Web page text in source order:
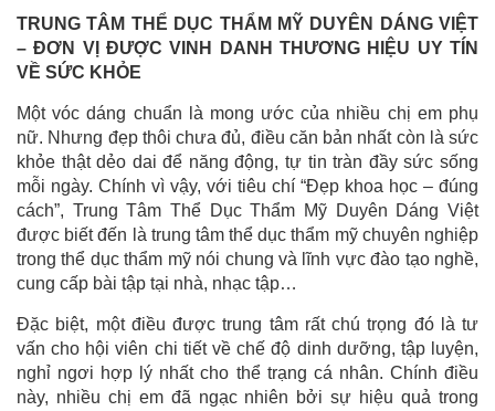
TRUNG TÂM THỂ DỤC THẨM MỸ DUYÊN DÁNG VIỆT
– ĐƠN VỊ ĐƯỢC VINH DANH THƯƠNG HIỆU UY TÍN
VỀ SỨC KHỎE
Một vóc dáng chuẩn là mong ước của nhiều chị em phụ
nữ. Nhưng đẹp thôi chưa đủ, điều căn bản nhất còn là sức
khỏe thật dẻo dai để năng động, tự tin tràn đầy sức sống
mỗi ngày. Chính vì vậy, với tiêu chí “Đẹp khoa học – đúng
cách”, Trung Tâm Thể Dục Thẩm Mỹ Duyên Dáng Việt
được biết đến là trung tâm thể dục thẩm mỹ chuyên nghiệp
trong thể dục thẩm mỹ nói chung và lĩnh vực đào tạo nghề,
cung cấp bài tập tại nhà, nhạc tập…
Đặc biệt, một điều được trung tâm rất chú trọng đó là tư
vấn cho hội viên chi tiết về chế độ dinh dưỡng, tập luyện,
nghỉ ngơi hợp lý nhất cho thể trạng cá nhân. Chính điều
này, nhiều chị em đã ngạc nhiên bởi sự hiệu quả trong